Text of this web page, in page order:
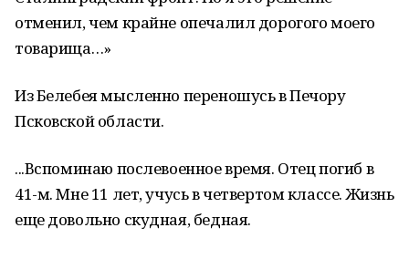
отменил, чем крайне опечалил дорогого моего
товарища…»
Из Белебея мысленно переношусь в Печору
Псковской области.
...Вспоминаю послевоенное время. Отец погиб в
41-м. Мне 11 лет, учусь в четвертом классе. Жизнь
еще довольно скудная, бедная.